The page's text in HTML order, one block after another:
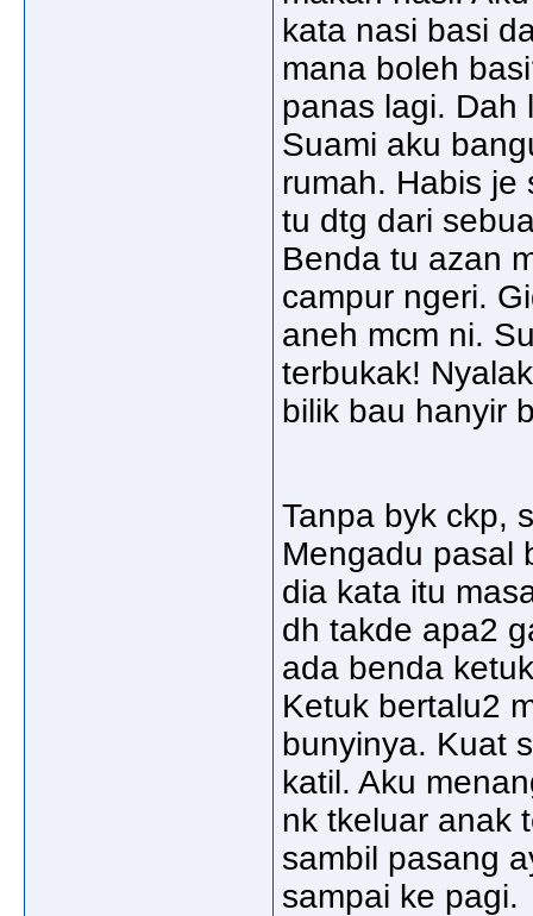
kata nasi basi
mana boleh
panas lagi. Dah
Suami aku
rumah. Habis je
tu dtg dari
Benda tu azan
campur ngeri.
aneh mcm ni.
terbukak!
bilik bau hanyir
Tanpa byk ckp,
Mengadu pasal
dia kata itu
dh takde apa2
ada benda
Ketuk bertalu2
bunyinya. Kuat
katil. Aku
nk tkeluar anak
sambil pasang
sampai ke pagi.